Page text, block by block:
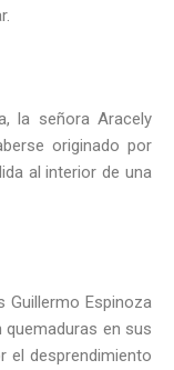
la señora Aracely
originado por
al interior de una
Guillermo Espinoza
en sus
el desprendimiento